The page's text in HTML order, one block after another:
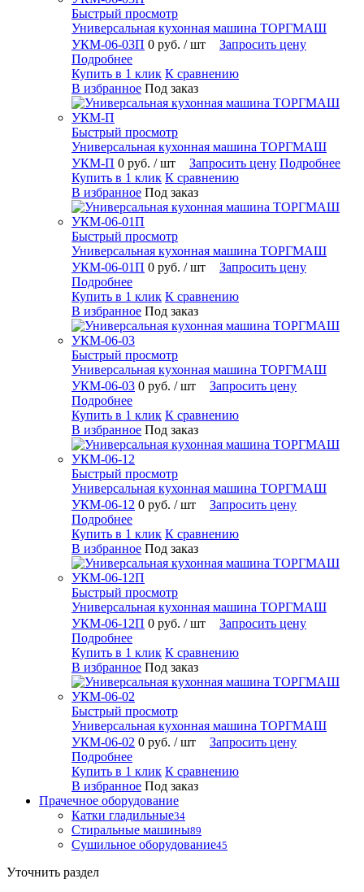
Быстрый просмотр
Универсальная кухонная машина ТОРГМАШ
УКМ-06-03П 0 руб. / шт
Запросить цену
Подробнее
Купить в 1 клик К сравнению
В избранное Под заказ
Быстрый просмотр
Универсальная кухонная машина ТОРГМАШ
УКМ-П 0 руб. / шт Запросить цену Подробнее
Купить в 1 клик К сравнению
В избранное Под заказ
Быстрый просмотр
Универсальная кухонная машина ТОРГМАШ
УКМ-06-01П 0 руб. / шт
Запросить цену
Подробнее
Купить в 1 клик К сравнению
В избранное Под заказ
Быстрый просмотр
Универсальная кухонная машина ТОРГМАШ
УКМ-06-03 0 руб. / шт
Запросить цену
Подробнее
Купить в 1 клик К сравнению
В избранное Под заказ
Быстрый просмотр
Универсальная кухонная машина ТОРГМАШ
УКМ-06-12 0 руб. / шт
Запросить цену
Подробнее
Купить в 1 клик К сравнению
В избранное Под заказ
Быстрый просмотр
Универсальная кухонная машина ТОРГМАШ
УКМ-06-12П 0 руб. / шт
Запросить цену
Подробнее
Купить в 1 клик К сравнению
В избранное Под заказ
Быстрый просмотр
Универсальная кухонная машина ТОРГМАШ
УКМ-06-02 0 руб. / шт
Запросить цену
Подробнее
Купить в 1 клик К сравнению
В избранное Под заказ
Прачечное оборудование
Катки гладильные34
Стиральные машины89
Сушильное оборудование45
Уточнить раздел